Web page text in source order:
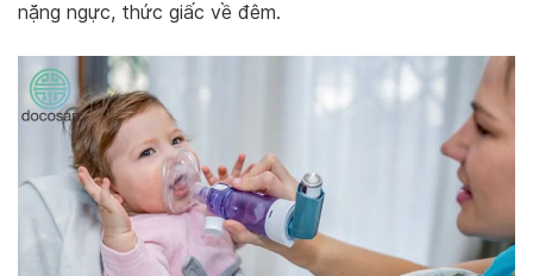
nặng ngực, thức giấc về đêm.